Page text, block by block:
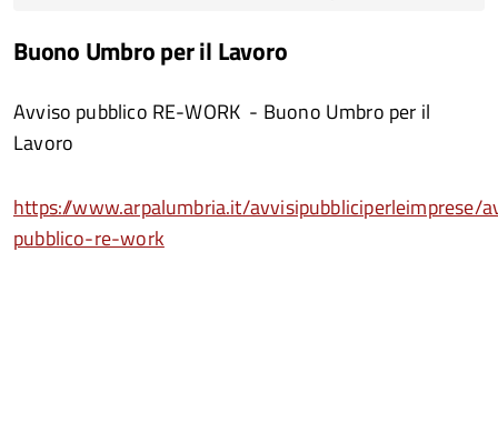
Buono Umbro per il Lavoro
Avviso pubblico RE-WORK - Buono Umbro per il
Lavoro
https://www.arpalumbria.it/avvisipubbliciperleimprese/
pubblico-re-work